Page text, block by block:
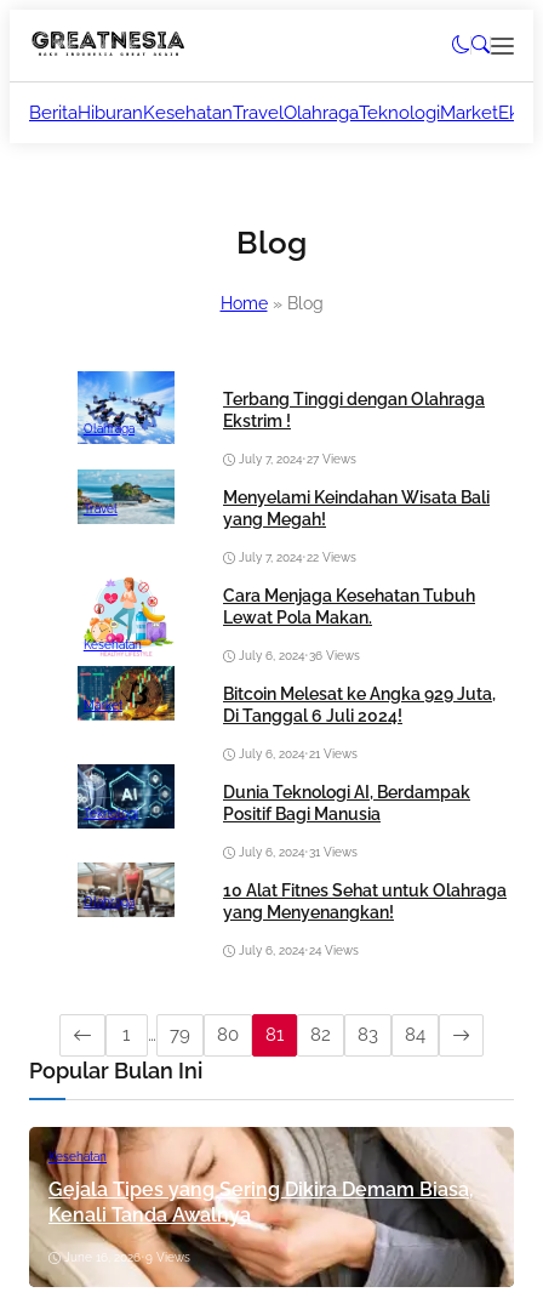
BeritaHiburanKesehatanTravelOlahragaTeknologiMarket
Blog
Home» Blog
Olahraga
Terbang Tinggi dengan Olahraga
Ekstrim !
July 7, 2024•27 Views
Travel
Menyelami Keindahan Wisata Bali
yang Megah!
July 7, 2024•22 Views
Kesehatan
Cara Menjaga Kesehatan Tubuh
Lewat Pola Makan.
July 6, 2024•36 Views
Market
Bitcoin Melesat ke Angka 929 Juta,
Di Tanggal 6 Juli 2024!
July 6, 2024•21 Views
Teknologi
Dunia Teknologi AI, Berdampak
Positif Bagi Manusia
July 6, 2024•31 Views
Olahraga
10 Alat Fitnes Sehat untuk Olahraga
yang Menyenangkan!
July 6, 2024•24 Views
1 … 79 80 81 82 83 84
Popular Bulan Ini
Kesehatan
Gejala Tipes yang Sering Dikira Demam Biasa,
Kenali Tanda Awalnya
June 16, 2026•9 Views